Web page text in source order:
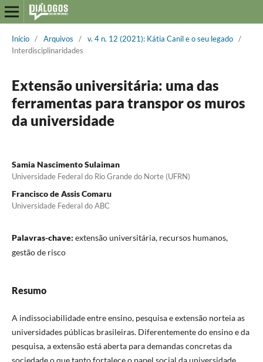
Início / Arquivos / v. 4 n. 12 (2021): Kátia Canil e o seu legado /
Interdisciplinaridades
Extensão universitária: uma das
ferramentas para transpor os muros
da universidade
Samia Nascimento Sulaiman
Universidade Federal do Rio Grande do Norte (UFRN)
Francisco de Assis Comaru
Universidade Federal do ABC
Palavras-chave: extensão universitária, recursos humanos,
gestão de risco
Resumo
A indissociabilidade entre ensino, pesquisa e extensão norteia as
universidades públicas brasileiras. Diferentemente do ensino e da
pesquisa, a extensão está aberta para demandas concretas da
sociedade o que tanto fortalece o papel social da universidade,